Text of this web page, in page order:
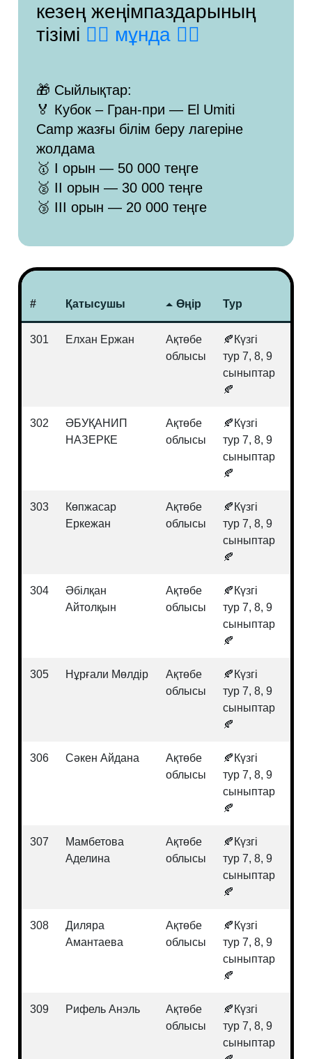
кезең жеңімпаздарының
тізімі 👉🏻 мұнда 👈🏻
🎁 Сыйлықтар:
🏅 Кубок – Гран-при — El Umiti
Camp жазғы білім беру лагеріне
жолдама
🥇 I орын — 50 000 теңге
🥈 II орын — 30 000 теңге
🥉 III орын — 20 000 теңге
# Қатысушы Өңір Тур
301 Елхан Ержан
Ақтөбе
облысы
🍂Күзгі
тур 7, 8, 9
сыныптар
🍂
302
ӘБУҚАНИП
НАЗЕРКЕ
Ақтөбе
облысы
🍂Күзгі
тур 7, 8, 9
сыныптар
🍂
303
Көпжасар
Еркежан
Ақтөбе
облысы
🍂Күзгі
тур 7, 8, 9
сыныптар
🍂
304
Әбілқан
Айтолқын
Ақтөбе
облысы
🍂Күзгі
тур 7, 8, 9
сыныптар
🍂
305 Нұрғали Мөлдір
Ақтөбе
облысы
🍂Күзгі
тур 7, 8, 9
сыныптар
🍂
306 Сәкен Айдана
Ақтөбе
облысы
🍂Күзгі
тур 7, 8, 9
сыныптар
🍂
307
Мамбетова
Аделина
Ақтөбе
облысы
🍂Күзгі
тур 7, 8, 9
сыныптар
🍂
308
Диляра
Амантаева
Ақтөбе
облысы
🍂Күзгі
тур 7, 8, 9
сыныптар
🍂
309 Рифель Анэль
Ақтөбе
облысы
🍂Күзгі
тур 7, 8, 9
сыныптар